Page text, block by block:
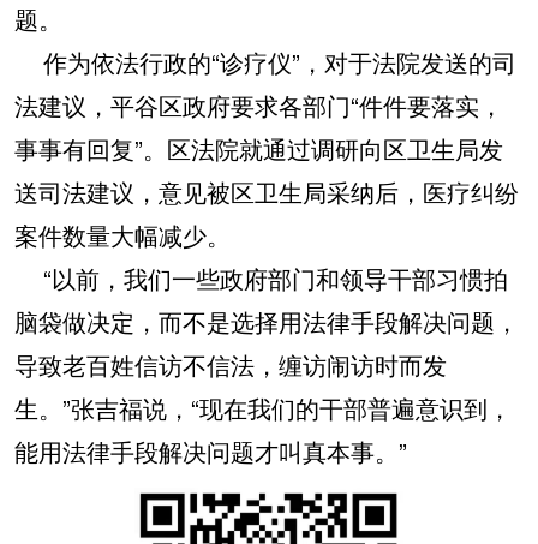
题。
作为依法行政的“诊疗仪”，对于法院发送的司
法建议，平谷区政府要求各部门“件件要落实，
事事有回复”。区法院就通过调研向区卫生局发
送司法建议，意见被区卫生局采纳后，医疗纠纷
案件数量大幅减少。
“以前，我们一些政府部门和领导干部习惯拍
脑袋做决定，而不是选择用法律手段解决问题，
导致老百姓信访不信法，缠访闹访时而发
生。”张吉福说，“现在我们的干部普遍意识到，
能用法律手段解决问题才叫真本事。”